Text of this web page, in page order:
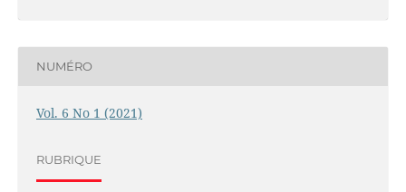
NUMÉRO
Vol. 6 No 1 (2021)
RUBRIQUE